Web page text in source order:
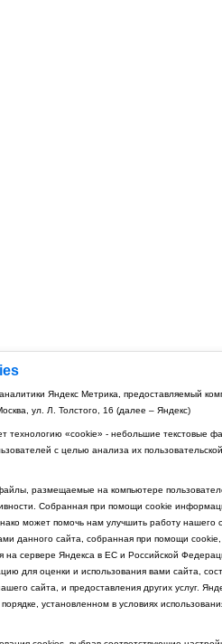
Яндекс Метрика, предоставляемый
ул. Л. Толстого, 16 (далее – Яндекс)
технологию «cookie» - небольшие текстовые
с целью анализа их пользовательской
размещаемые на компьютере
Собранная при помощи cookie
может помочь нам улучшить работу нашего
данного сайта, собранная при помощи cookie,
на сервере Яндекса в ЕС и Российской
для оценки и использования вами сайта,
сайта, и предоставления других услуг.
установленном в условиях